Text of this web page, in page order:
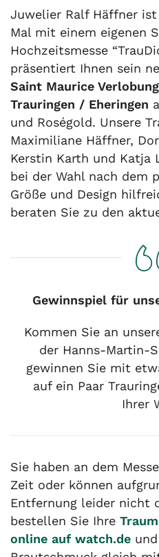
Juwelier Ralf Häffner
Mal mit einem eigenen
Hochzeitsmesse
präsentiert Ihnen sein
Saint Maurice
Trauringen / Eheringen
und Roségold. Unsere
Maximiliane Häffner,
Kerstin Karth und Katja
bei der Wahl nach dem
Größe und Design
beraten Sie zu den
Gewinnspiel für
Kommen Sie an
der Hanns-Martin-
gewinnen Sie mit
auf ein Paar
Ihrer
Sie haben an dem
Zeit oder können
Entfernung leider nicht
bestellen Sie Ihre
online auf watch.de